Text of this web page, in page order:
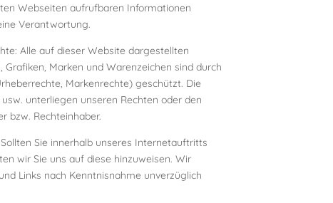
Webseiten aufrufbaren Informationen
Verantwortung.
Alle auf dieser Website dargestellten
Grafiken, Marken und Warenzeichen sind durch
Markenrechte) geschützt. Die
unterliegen unseren Rechten oder den
bzw. Rechteinhaber.
Sie innerhalb unseres Internetauftritts
wir Sie uns auf diese hinzuweisen. Wir
Links nach Kenntnisnahme unverzüglich